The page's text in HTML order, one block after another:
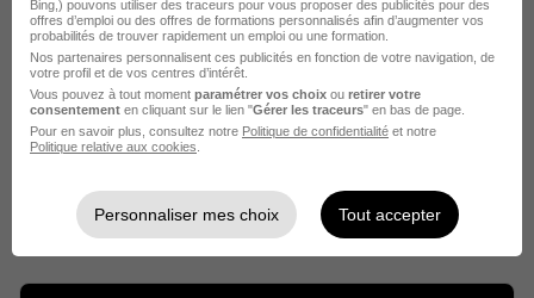
Chef de Groupe EnR H/F
SOCOTEC
Amiens - 80 CDI 36 000 - 41 000 € / an
Voir l’offre
il y a 4 jours
Bing,) pouvons utiliser des traceurs pour vous proposer des publicités pour des
offres d’emploi ou des offres de formations personnalisés afin d’augmenter vos
probabilités de trouver rapidement un emploi ou une formation.
Nos partenaires personnalisent ces publicités en fonction de votre navigation, de
votre profil et de vos centres d’intérêt.
Vous pouvez à tout moment paramétrer vos choix ou retirer votre
consentement en cliquant sur le lien "Gérer les traceurs" en bas de page.
Pour en savoir plus, consultez notre Politique de confidentialité et notre
Politique relative aux cookies
Personnaliser mes choix Tout accepter